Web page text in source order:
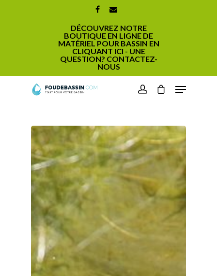
DÉCOUVREZ NOTRE
BOUTIQUE EN LIGNE DE
MATÉRIEL POUR BASSIN EN
CLIQUANT ICI - UNE
QUESTION? CONTACTEZ-
NOUS
Hit enter to search or ESC to close